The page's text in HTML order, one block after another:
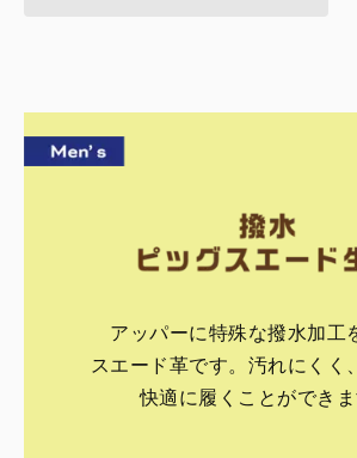
アッパーに特殊な撥水加工
スエード革です。汚れにくく
快適に履くことができま